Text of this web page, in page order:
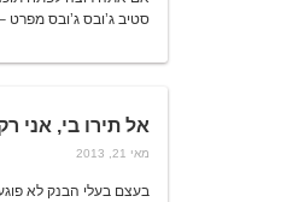
סטיב ג’ובס ג’ובס מפרט
אל תירו בי, אני
מאי 21, 2013
בעצם בעלי הבנק לא